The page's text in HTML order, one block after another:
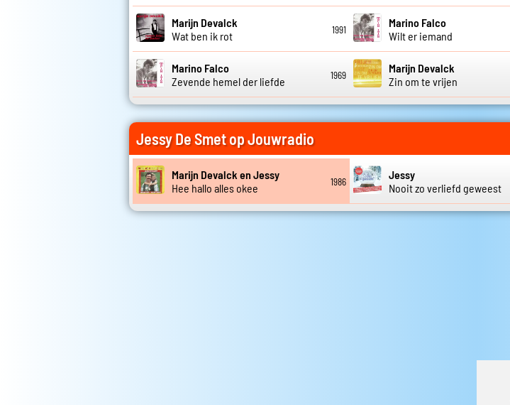
Marijn Devalck
Wat ben ik rot
1991
Marino Falco
Wilt er iemand
Marino Falco
Zevende hemel der liefde
1969
Marijn Devalck
Zin om te vrijen
Jessy De Smet op Jouwradio
Marijn Devalck en Jessy
Hee hallo alles okee
1986
Jessy
Nooit zo verliefd geweest